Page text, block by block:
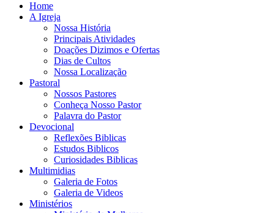
Home
A Igreja
Nossa História
Principais Atividades
Doações Dizimos e Ofertas
Dias de Cultos
Nossa Localização
Pastoral
Nossos Pastores
Conheça Nosso Pastor
Palavra do Pastor
Devocional
Reflexões Biblicas
Estudos Biblicos
Curiosidades Biblicas
Multimidias
Galeria de Fotos
Galeria de Videos
Ministérios